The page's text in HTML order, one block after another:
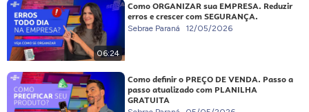
06:24
Como ORGANIZAR sua EMPRESA. Reduzir
erros e crescer com SEGURANÇA.
Sebrae Paraná 12/05/2026
Como definir o PREÇO DE VENDA. Passo a
passo atualizado com PLANILHA
GRATUITA